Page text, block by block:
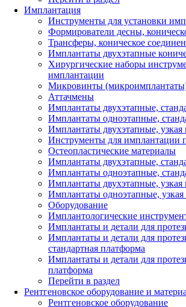
Имплантация
Инструменты для установки
Формирователи десны,
Трансферы, коническое
Имплантаты двухэтапные
Хирургические наборы
имплантации
Микровинты
Аттачмены
Имплантаты двухэтапные,
Имплантаты одноэтапные,
Имплантаты двухэтапные, узкая
Инструменты для имплантации
Остеопластические материалы
Имплантаты двухэтапные,
Имплантаты одноэтапные,
Имплантаты двухэтапные, узкая
Имплантаты одноэтапные, узкая
Оборудование
Имплантологические
Имплантаты и детали для
Имплантаты и детали для
стандартная платформа
Имплантаты и детали для
платформа
Перейти в раздел
Рентгеновское оборудование и
Рентгеновское оборудование